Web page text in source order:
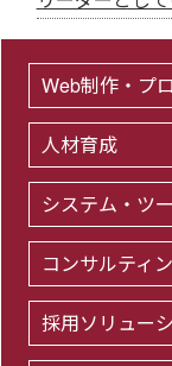
Web制作・プ
人材育成
システム・ツ
コンサルティ
採用ソリュー